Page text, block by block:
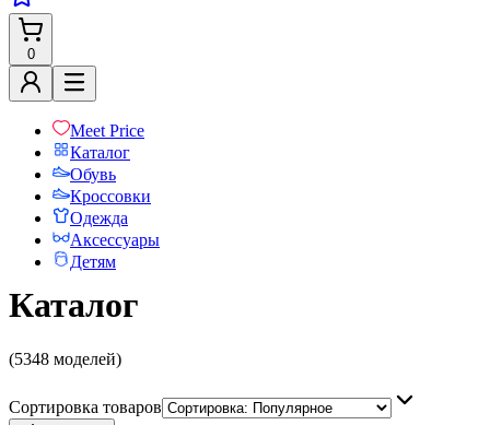
0
Meet Price
Каталог
Обувь
Кроссовки
Одежда
Аксессуары
Детям
Каталог
(5348 моделей)
Сортировка товаров